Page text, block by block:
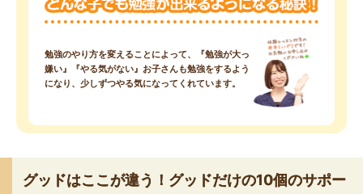
勉強のやり方を変えることによって、『勉強が大っ
嫌い』『やる気がない』お子さんも勉強をするよう
になり、少しずつやる気になってくれています。
グッドはここが違う！グッドだけの10個のサポー